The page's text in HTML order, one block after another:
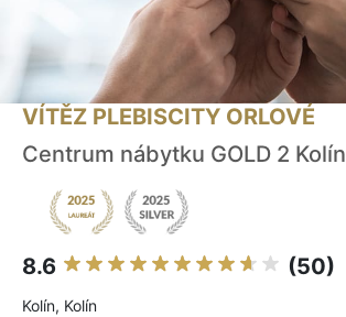
VÍTĚZ PLEBISCITY ORLOVÉ
Centrum nábytku GOLD 2 Kolín
8.6 (50)
Kolín, Kolín